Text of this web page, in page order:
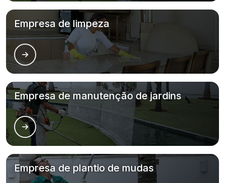
Empresa de limpeza
Empresa de manutenção de jardins
Empresa de plantio de mudas